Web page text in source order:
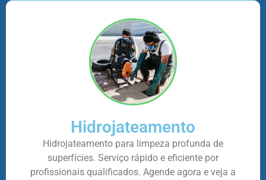
Hidrojateamento
Hidrojateamento para limpeza profunda de
superfícies. Serviço rápido e eficiente por
profissionais qualificados. Agende agora e veja a